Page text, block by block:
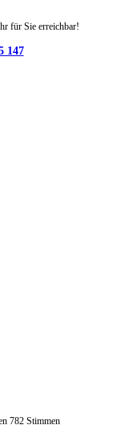
für Sie erreichbar!
147
782 Stimmen